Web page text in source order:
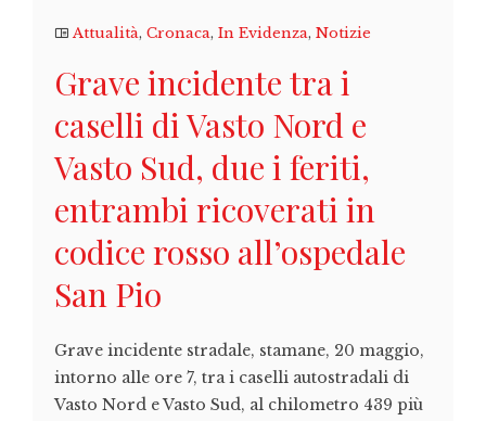
Attualità, Cronaca, In Evidenza, Notizie
Grave incidente tra i
caselli di Vasto Nord e
Vasto Sud, due i feriti,
entrambi ricoverati in
codice rosso all’ospedale
San Pio
Grave incidente stradale, stamane, 20 maggio,
intorno alle ore 7, tra i caselli autostradali di
Vasto Nord e Vasto Sud, al chilometro 439 più